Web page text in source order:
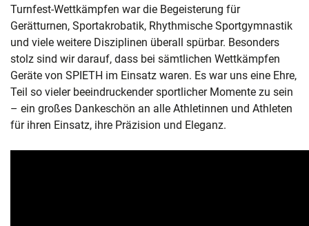
Turnfest-Wettkämpfen war die Begeisterung für
Gerätturnen, Sportakrobatik, Rhythmische Sportgymnastik
und viele weitere Disziplinen überall spürbar. Besonders
stolz sind wir darauf, dass bei sämtlichen Wettkämpfen
Geräte von SPIETH im Einsatz waren. Es war uns eine Ehre,
Teil so vieler beeindruckender sportlicher Momente zu sein
– ein großes Dankeschön an alle Athletinnen und Athleten
für ihren Einsatz, ihre Präzision und Eleganz.